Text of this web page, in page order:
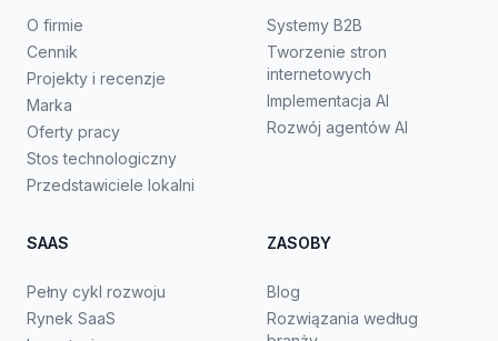
O firmie
Cennik
Projekty i recenzje
Marka
Oferty pracy
Stos technologiczny
Przedstawiciele lokalni
Systemy B2B
Tworzenie stron
internetowych
Implementacja AI
Rozwój agentów AI
SAAS
Pełny cykl rozwoju
Rynek SaaS
ZASOBY
Blog
Rozwiązania według